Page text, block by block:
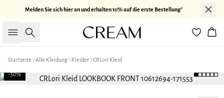
Melden Sie sich hier an und erhalten 10% auf die erste Bestellung*
Suche
Startseite Alle Kleidung Kleider CRLori Kleid
-50%